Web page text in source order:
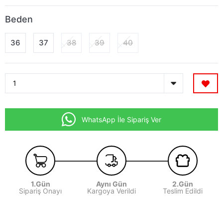
Beden
36 37 38 39 40
WhatsApp İle Sipariş Ver
1.Gün
Sipariş Onayı
Aynı Gün
Kargoya Verildi
2.Gün
Teslim Edildi